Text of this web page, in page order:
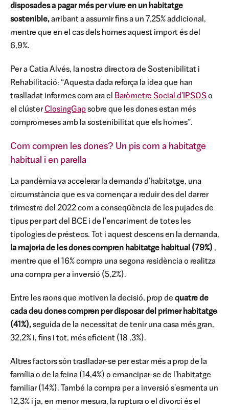
disposades a pagar més per viure en un habitatge
sostenible,arribant a assumir fins a un 7,25% addicional,
mentre que en el cas dels homes aquest import és del
6,9%.
Per a Catia Alvés, la nostra directora de Sostenibilitat i
Rehabilitació: “Aquesta dada reforça la idea que han
traslladat informes com ara el
Baròmetre Social d'IPSOSo
el clúster ClosingGapsobre que les dones estan més
compromeses amb la sostenibilitat que els homes”.
Com compren les dones? Un pis com a habitatge
habitual i en parella
La pandèmia va accelerar la demanda d'habitatge, una
circumstància que es va començar a reduir des del darrer
trimestre del 2022 com a conseqüència de les pujades de
tipus per part del BCE i de l'encariment de totes les
tipologies de préstecs. Tot i aquest descens en la demanda,
la majoria de les dones compren habitatge habitual (79%) ,
mentre que el 16% compra una segona residència o realitza
una compra per a inversió (5,2%).
Entre les raons que motiven la decisió, prop de quatre de
cada deu dones compren per disposar del primer habitatge
(41%),seguida de la necessitat de tenir una casa més gran,
32,2% i, fins i tot, més eficient (18 ,3%).
Altres factors són traslladar-se per estar més a prop de la
família o de la feina (14,4%) o emancipar-se de l'habitatge
familiar (14%). També la compra per a inversió s'esmenta un
12,3% i ja, en menor mesura, la ruptura o el divorci és el